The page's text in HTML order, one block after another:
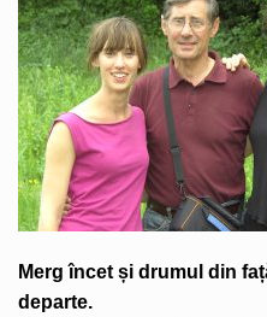
Merg încet și drumul din
departe.